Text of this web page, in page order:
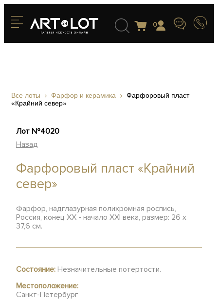
0
Все лоты Фарфор и керамика
Фарфоровый пласт
«Крайний север»
Лот №4020
Назад
Фарфоровый пласт «Крайний
север»
Фарфор, надглазурная полихромная роспись,
Россия, конец XX - начало XXI века, размер: 26 х
37,6 см.
Состояние: Незначительные потертости.
Местоположение:
Санкт-Петербург